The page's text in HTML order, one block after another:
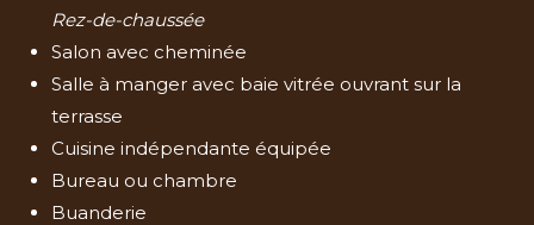
Rez-de-chaussée
Salon avec cheminée
Salle à manger avec baie vitrée ouvrant sur la
terrasse
Cuisine indépendante équipée
Bureau ou chambre
Buanderie